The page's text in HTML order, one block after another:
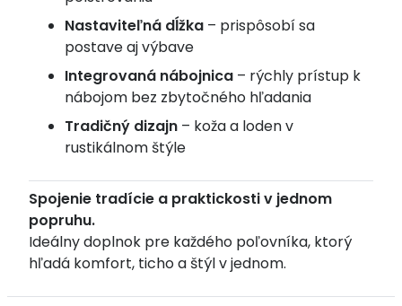
Nastaviteľná dĺžka – prispôsobí sa
postave aj výbave
Integrovaná nábojnica – rýchly prístup k
nábojom bez zbytočného hľadania
Tradičný dizajn – koža a loden v
rustikálnom štýle
Spojenie tradície a praktickosti v jednom
popruhu.
Ideálny doplnok pre každého poľovníka, ktorý
hľadá komfort, ticho a štýl v jednom.